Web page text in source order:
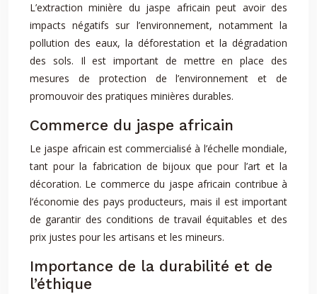
L’extraction minière du jaspe africain peut avoir des
impacts négatifs sur l’environnement, notamment la
pollution des eaux, la déforestation et la dégradation
des sols. Il est important de mettre en place des
mesures de protection de l’environnement et de
promouvoir des pratiques minières durables.
Commerce du jaspe africain
Le jaspe africain est commercialisé à l’échelle mondiale,
tant pour la fabrication de bijoux que pour l’art et la
décoration. Le commerce du jaspe africain contribue à
l’économie des pays producteurs, mais il est important
de garantir des conditions de travail équitables et des
prix justes pour les artisans et les mineurs.
Importance de la durabilité et de
l’éthique